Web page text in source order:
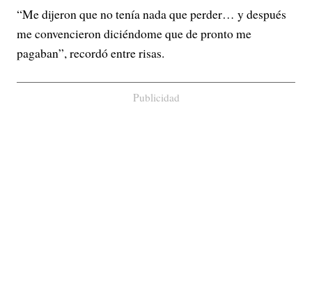
“Me dijeron que no tenía nada que perder… y después
me convencieron diciéndome que de pronto me
pagaban”, recordó entre risas.
Publicidad